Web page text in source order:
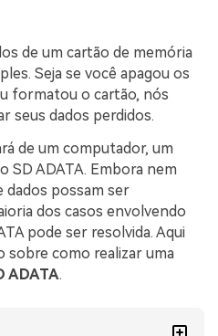
excluídos gratuitamente
Grátis
de um cartão de memória
Seja se você apagou os
formatou o cartão, nós
seus dados perdidos.
de um computador, um
SD ADATA. Embora nem
dados possam ser
dos casos envolvendo
pode ser resolvida. Aqui
sobre como realizar uma
ADATA.